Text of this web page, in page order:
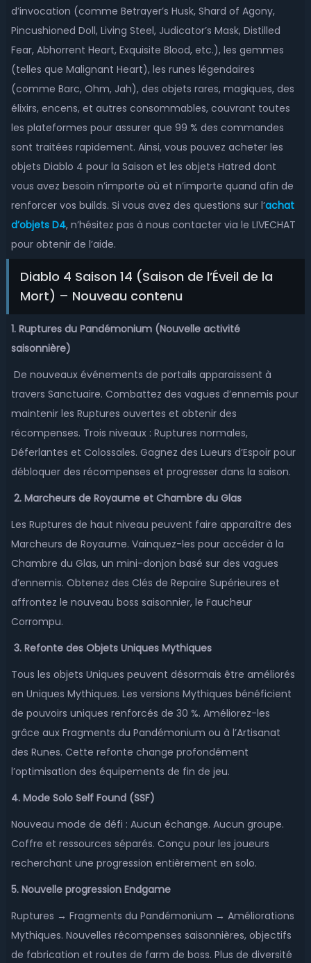
d’invocation (comme Betrayer’s Husk, Shard of Agony,
Pincushioned Doll, Living Steel, Judicator’s Mask, Distilled
Fear, Abhorrent Heart, Exquisite Blood, etc.), les gemmes
(telles que Malignant Heart), les runes légendaires
(comme Barc, Ohm, Jah), des objets rares, magiques, des
élixirs, encens, et autres consommables, couvrant toutes
les plateformes pour assurer que 99 % des commandes
sont traitées rapidement. Ainsi, vous pouvez acheter les
objets Diablo 4 pour la Saison et les objets Hatred dont
vous avez besoin n’importe où et n’importe quand afin de
renforcer vos builds. Si vous avez des questions sur l’achat
d’objets D4, n’hésitez pas à nous contacter via le LIVECHAT
pour obtenir de l’aide.
Diablo 4 Saison 14 (Saison de l’Éveil de la
Mort) – Nouveau contenu
1. Ruptures du Pandémonium (Nouvelle activité
saisonnière)
De nouveaux événements de portails apparaissent à
travers Sanctuaire. Combattez des vagues d’ennemis pour
maintenir les Ruptures ouvertes et obtenir des
récompenses. Trois niveaux : Ruptures normales,
Déferlantes et Colossales. Gagnez des Lueurs d’Espoir pour
débloquer des récompenses et progresser dans la saison.
2. Marcheurs de Royaume et Chambre du Glas
Les Ruptures de haut niveau peuvent faire apparaître des
Marcheurs de Royaume. Vainquez-les pour accéder à la
Chambre du Glas, un mini-donjon basé sur des vagues
d’ennemis. Obtenez des Clés de Repaire Supérieures et
affrontez le nouveau boss saisonnier, le Faucheur
Corrompu.
3. Refonte des Objets Uniques Mythiques
Tous les objets Uniques peuvent désormais être améliorés
en Uniques Mythiques. Les versions Mythiques bénéficient
de pouvoirs uniques renforcés de 30 %. Améliorez-les
grâce aux Fragments du Pandémonium ou à l’Artisanat
des Runes. Cette refonte change profondément
l’optimisation des équipements de fin de jeu.
4. Mode Solo Self Found (SSF)
Nouveau mode de défi : Aucun échange. Aucun groupe.
Coffre et ressources séparés. Conçu pour les joueurs
recherchant une progression entièrement en solo.
5. Nouvelle progression Endgame
Ruptures → Fragments du Pandémonium → Améliorations
Mythiques. Nouvelles récompenses saisonnières, objectifs
de fabrication et routes de farm de boss. Plus de diversité